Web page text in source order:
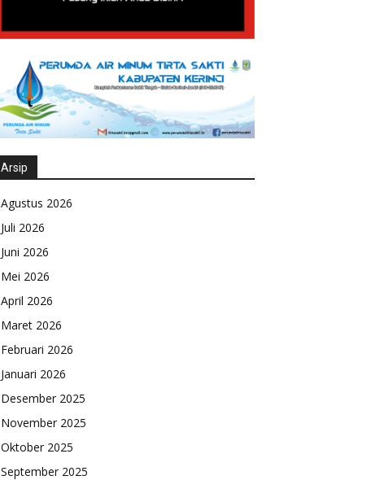
Arsip
Agustus 2026
Juli 2026
Juni 2026
Mei 2026
April 2026
Maret 2026
Februari 2026
Januari 2026
Desember 2025
November 2025
Oktober 2025
September 2025